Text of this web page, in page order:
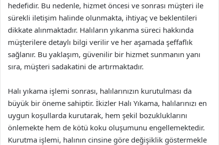
hedefidir. Bu nedenle, hizmet öncesi ve sonrası müşteri ile
sürekli iletişim halinde olunmakta, ihtiyaç ve beklentileri
dikkate alınmaktadır. Halıların yıkanma süreci hakkında
müşterilere detaylı bilgi verilir ve her aşamada şeffaflık
sağlanır. Bu yaklaşım, güvenilir bir hizmet sunmanın yanı
sıra, müşteri sadakatini de artırmaktadır.
Halı yıkama işlemi sonrası, halılarınızın kurutulması da
büyük bir öneme sahiptir. İkizler Halı Yıkama, halılarınızı en
uygun koşullarda kurutarak, hem şekil bozukluklarını
önlemekte hem de kötü koku oluşumunu engellemektedir.
Kurutma işlemi, halının cinsine göre değişiklik göstermekle